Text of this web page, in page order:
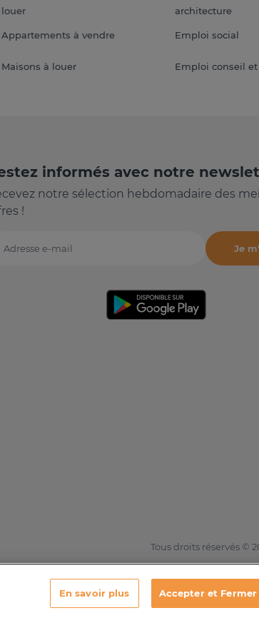
louer
Appartements à vendre
Maisons à louer
architecture
Emploi social
Emploi conseil
informés avec notre
notre sélection hebdomadaire des
!
e-mail
Je
Tous droits réservés ©
En savoir plus Accepter et Fermer